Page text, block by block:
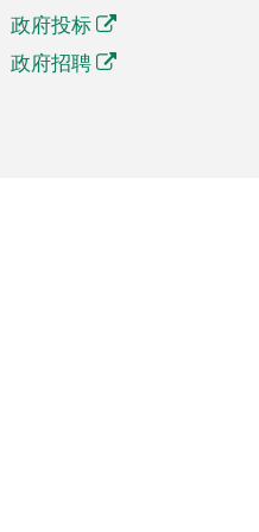
政府投标
政府招聘